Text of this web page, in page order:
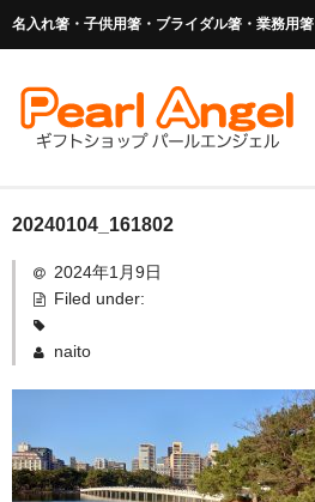
名入れ箸・子供用箸・ブライダル箸・業務用箸
商品を探す
お子様の入卒園に
マイ箸・箸袋
20240104_161802
2024年1月9日
Filed under:
naito